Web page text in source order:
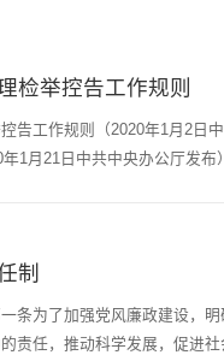
检举控告工作规则
告工作规则（2020年1月2日
年1月21日中共中央办公厅
例》等党内法规和《中华人民
法》等法律，制定本规则。
制
条为了加强党风廉政建设，
责任，推动科学发展，促进